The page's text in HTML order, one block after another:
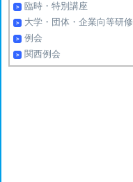
臨時・特別講座
大学・団体・企業向等研修
例会
関西例会